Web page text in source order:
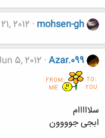
mohsen-gh
2012
Azar.099
5, 2012
سلااااام
ابجی جوووون